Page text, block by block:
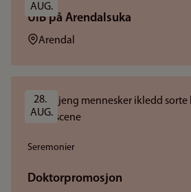
AUG.
UiB på Arendalsuka
Sted:Arendal
28.
AUG.
Seremonier
Doktorpromosjon